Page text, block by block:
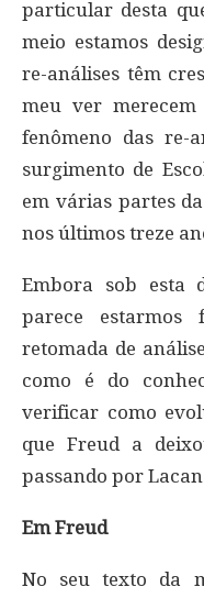
particular desta
meio estamos
re-análises têm
meu ver
fenômeno das re-
surgimento de
em várias partes
nos últimos treze
Embora sob esta
parece
retomada de
como é do
verificar como
que Freud a
passando por
Em Freud
No seu texto da